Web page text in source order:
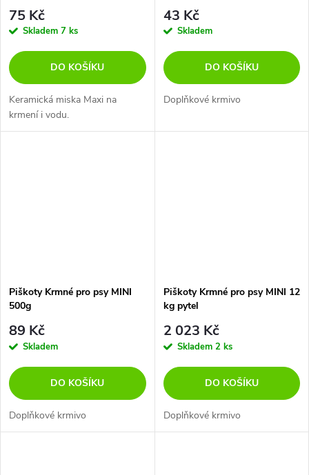
75 Kč
Skladem 7 ks
DO KOŠÍKU
Keramická miska Maxi na
krmení i vodu.
43 Kč
Skladem
DO KOŠÍKU
Doplňkové krmivo
Piškoty Krmné pro psy MINI
500g
89 Kč
Skladem
DO KOŠÍKU
Doplňkové krmivo
Piškoty Krmné pro psy MINI 12
kg pytel
2 023 Kč
Skladem 2 ks
DO KOŠÍKU
Doplňkové krmivo